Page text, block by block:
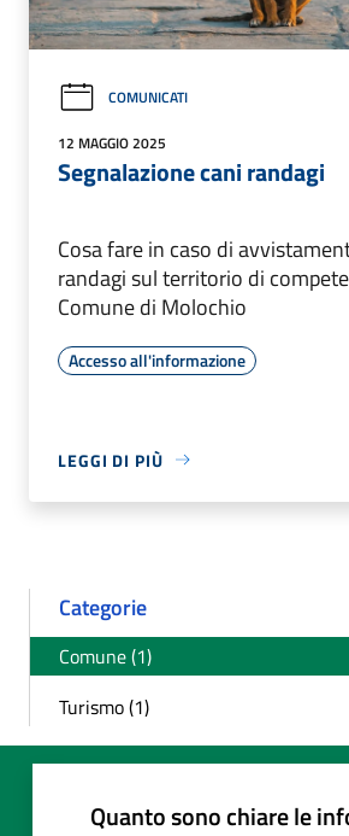
COMUNICATI
12 MAGGIO 2025
Segnalazione cani randagi
Cosa fare in caso di
randagi sul territorio di
Comune di Molochio
Accesso all'informazione
LEGGI DI PIÙ
Categorie
Comune (1)
Turismo (1)
Quanto sono chiare le